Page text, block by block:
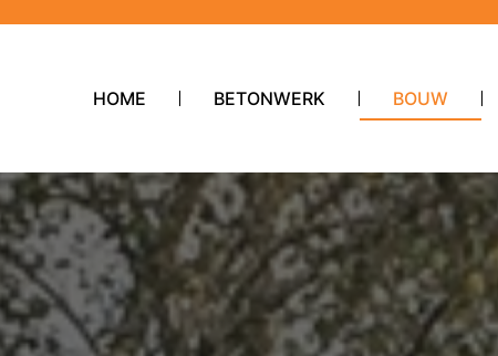
HOME BETONWERK BOUW